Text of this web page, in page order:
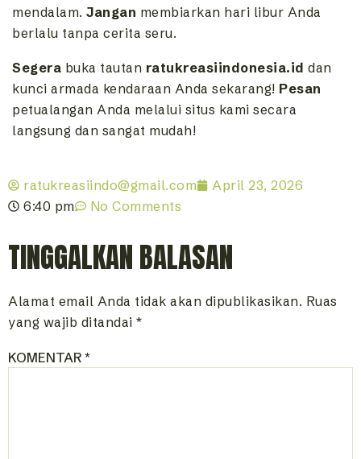
mendalam. Jangan membiarkan hari libur Anda
berlalu tanpa cerita seru.
Segera buka tautan ratukreasiindonesia.id dan
kunci armada kendaraan Anda sekarang! Pesan
petualangan Anda melalui situs kami secara
langsung dan sangat mudah!
ratukreasiindo@gmail.com
April 23, 2026
6:40 pm
No Comments
TINGGALKAN BALASAN
Alamat email Anda tidak akan dipublikasikan. Ruas
yang wajib ditandai *
KOMENTAR*